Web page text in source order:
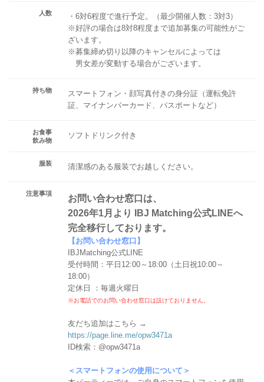
人数
・6対6程度で進行予定。（最少開催人数：3対3）
※好評の場合は8対8程度まで追加募集の可能性がご
ざいます。
※募集締め切り以降のキャンセルによっては
男女差が変動する場合がございます。
持ち物
スマートフォン・顔写真付きの身分証（運転免許
証、マイナンバーカード、パスポートなど）
お食事
飲み物
ソフトドリンク付き
服装 清潔感のある服装でお越しください。
注意事項
お問い合わせ窓口は、
2026年1月より IBJ Matching公式LINEへ
完全移行しております。
【お問い合わせ窓口】
IBJMatching公式LINE
受付時間：平日12:00～18:00（土日祝10:00～
18:00）
定休日 ：毎週火曜日
※お電話でのお問い合わせ窓口は設けておりません。
友だち追加はこちら →
https://page.line.me/opw3471a
ID検索：@opw3471a
＜スマートフォンの使用について＞